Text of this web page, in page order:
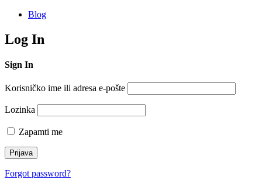
Blog
Log In
Sign In
Korisničko ime ili adresa e-pošte
Lozinka
Zapamti me
Forgot password?